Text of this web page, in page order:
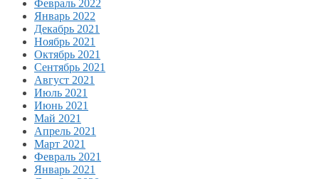
Февраль 2022
Январь 2022
Декабрь 2021
Ноябрь 2021
Октябрь 2021
Сентябрь 2021
Август 2021
Июль 2021
Июнь 2021
Май 2021
Апрель 2021
Март 2021
Февраль 2021
Январь 2021